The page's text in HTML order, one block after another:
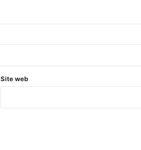
Site web